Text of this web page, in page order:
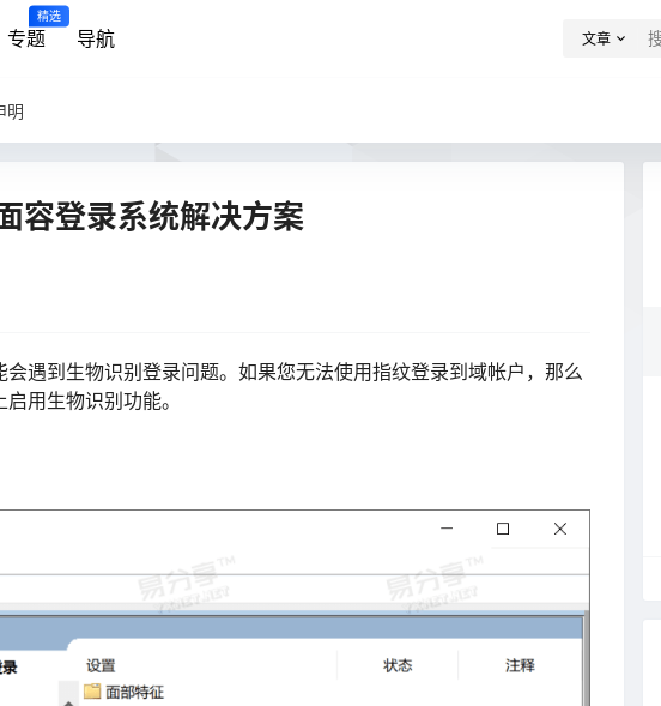
专题
精选
导航 文章
明
容登录系统解决方案
遇到生物识别登录问题。如果您无法使用指纹登录到域帐户，那么
用生物识别功能。